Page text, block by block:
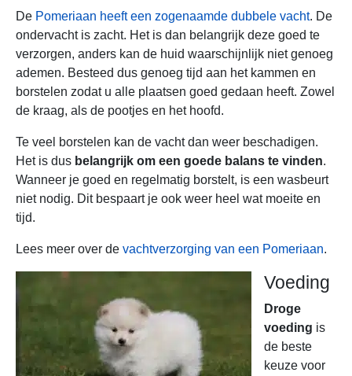
De Pomeriaan heeft een zogenaamde dubbele vacht. De
ondervacht is zacht. Het is dan belangrijk deze goed te
verzorgen, anders kan de huid waarschijnlijk niet genoeg
ademen. Besteed dus genoeg tijd aan het kammen en
borstelen zodat u alle plaatsen goed gedaan heeft. Zowel
de kraag, als de pootjes en het hoofd.
Te veel borstelen kan de vacht dan weer beschadigen.
Het is dus belangrijk om een goede balans te vinden.
Wanneer je goed en regelmatig borstelt, is een wasbeurt
niet nodig. Dit bespaart je ook weer heel wat moeite en
tijd.
Lees meer over de vachtverzorging van een Pomeriaan.
Voeding
Droge
voeding is
de beste
keuze voor